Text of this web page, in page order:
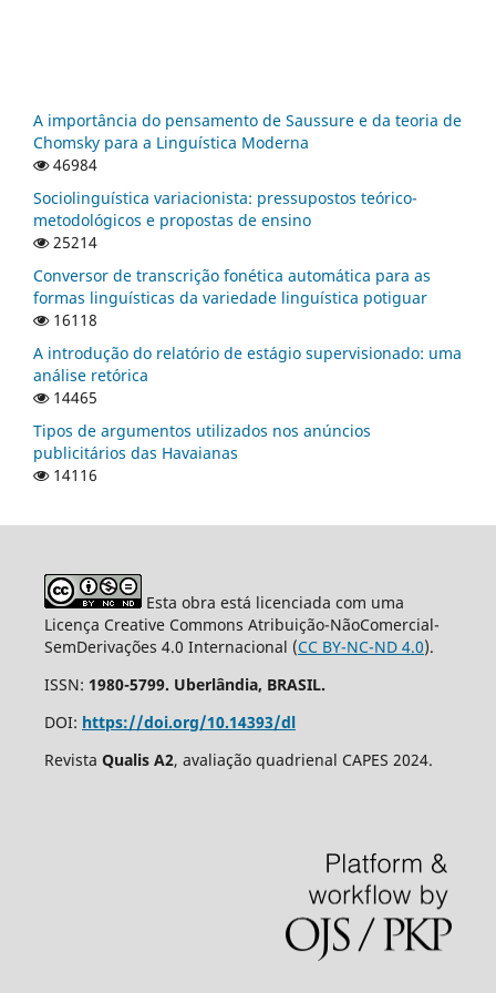
A importância do pensamento de Saussure e da teoria de
Chomsky para a Linguística Moderna
46984
Sociolinguística variacionista: pressupostos teórico-
metodológicos e propostas de ensino
25214
Conversor de transcrição fonética automática para as
formas linguísticas da variedade linguística potiguar
16118
A introdução do relatório de estágio supervisionado: uma
análise retórica
14465
Tipos de argumentos utilizados nos anúncios
publicitários das Havaianas
14116
Esta obra está licenciada com uma
Licença Creative Commons Atribuição-NãoComercial-
SemDerivações 4.0 Internacional (CC BY-NC-ND 4.0).
ISSN: 1980-5799. Uberlândia, BRASIL.
DOI: https://doi.org/10.14393/dl
Revista Qualis A2, avaliação quadrienal CAPES 2024.